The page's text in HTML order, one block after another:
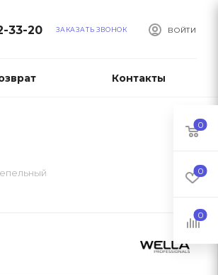
ВОЙТИ
33-20 ЗАКАЗАТЬ ЗВОНОК
Контакты
0
0
0